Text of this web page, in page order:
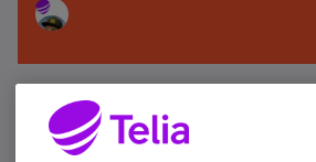
Älä jää paitsi – osallistu ja